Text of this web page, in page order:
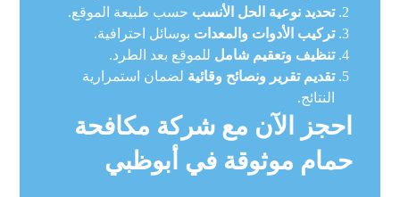
تحديد نوعية الحل الأنسب حسب طبيعة الموقع.
تركيب الأدوات والمعدات بوسائل احترافية.
تنظيف وتعقيم شامل للموقع بعد الطرد.
تقديم تقرير ونصائح وقائية لضمان استمرارية
النتائج.
احجز الآن مع شركة مكافحة
حمام موثوقة في أبوظبي